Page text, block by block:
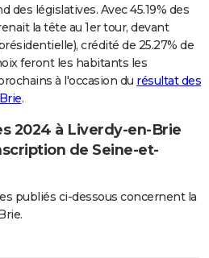
des législatives. Avec 45.19% des
la tête au 1er tour, devant
crédité de 25.27% de
feront les habitants les
à l'occasion du résultat des
.
2024 à Liverdy-en-Brie
de Seine-et-
publiés ci-dessous concernent la